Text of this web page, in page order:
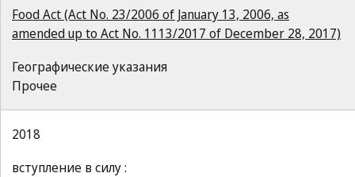
Food Act (Act No. 23/2006 of January 13, 2006, as
amended up to Act No. 1113/2017 of December 28, 2017)
Географические указания
Прочее
2018
вступление в силу :